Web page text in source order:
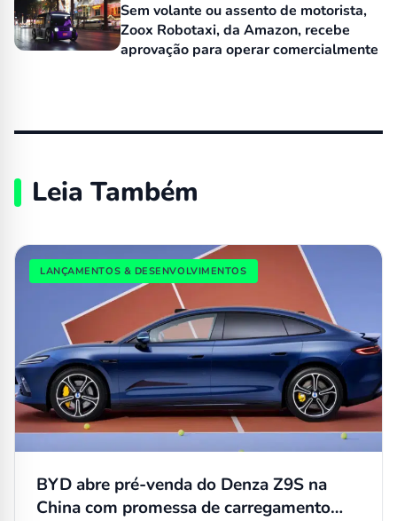
Sem volante ou assento de motorista,
Zoox Robotaxi, da Amazon, recebe
aprovação para operar comercialmente
Leia Também
LANÇAMENTOS & DESENVOLVIMENTOS
BYD abre pré-venda do Denza Z9S na
China com promessa de carregamento